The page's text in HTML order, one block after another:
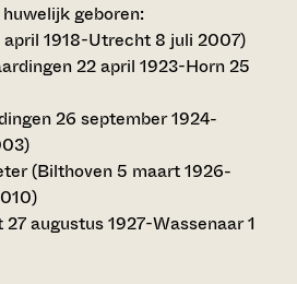
geboren:
1918-Utrecht 8 juli 2007)
22 april 1923-Horn 25
26 september 1924-
(Bilthoven 5 maart 1926-
augustus 1927-Wassenaar 1